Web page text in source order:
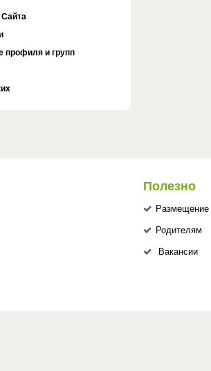
профиля и групп
Полезно
Родителям
Вакансии